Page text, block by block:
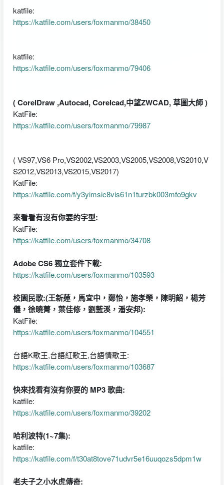
katfile:
https://katfile.com/users/foxmanmo/38450
katfile:
https://katfile.com/users/foxmanmo/79406
( CorelDraw ,Autocad, Corelcad,中望ZWCAD, 草圖大師 )
KatFile:
https://katfile.com/users/foxmanmo/79987
( VS97,VS6 Pro,VS2002,VS2003,VS2005,VS2008,VS2010,V
S2012,VS2013,VS2015,VS2017)
KatFile:
https://katfile.com/f/y3yimsic8vis61n1turzbk003mfo9gkv
來看看有沒有你要的字型:
KatFile:
https://katfile.com/users/foxmanmo/34708
Adobe CS6 獨立套件下載:
https://katfile.com/users/foxmanmo/103593
校園民歌:(王新蓮，馬宜中，鄭怡，施孝榮，陳明韶，楊芳
儀，徐曉菁，葉佳修，劉藍溪，潘安邦):
KatFile:
https://katfile.com/users/foxmanmo/104551
台語K歌王,台語紅歌王,台語情歌王:
https://katfile.com/users/foxmanmo/103687
快來找看有沒有你要的 MP3 歌曲:
katfile:
https://katfile.com/users/foxmanmo/39202
哈利波特(1~7集):
katfile:
https://katfile.com/f/t30at8tove71udvr5e16uuqozs5dpm1w
老夫子之小水虎傳奇: